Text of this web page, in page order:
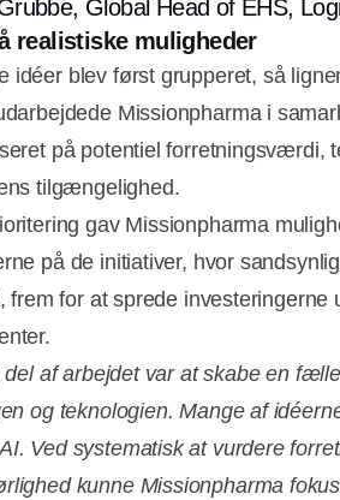
Global Head of EHS,
realistiske muligheder
idéer blev først grupperet, så
Missionpharma i
på potentiel forretningsværdi,
tilgængelighed.
gav Missionpharma
på de initiativer, hvor
frem for at sprede investeringerne
del af arbejdet var at skabe en
og teknologien. Mange af
Ved systematisk at vurdere
kunne Missionpharma